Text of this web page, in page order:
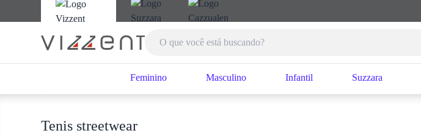
Feminino Masculino Infantil Suzzara
Tenis streetwear